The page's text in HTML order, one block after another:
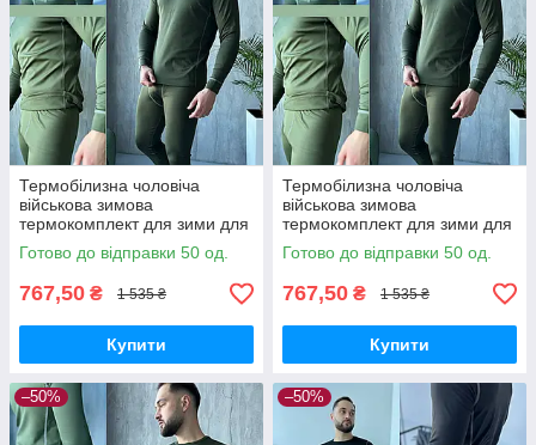
Термобілизна чоловіча
військова зимова
термокомплект для зими для
чоловіків Туреччина хакі
Готово до відправки 50 од.
767,50 ₴ 1 535 ₴
Купити
Термобілизна чоловіча
військова зимова
термокомплект для зими для
чоловіків Туреччина хакі
Готово до відправки 50 од.
767,50 ₴ 1 535 ₴
Купити
–50% –50%